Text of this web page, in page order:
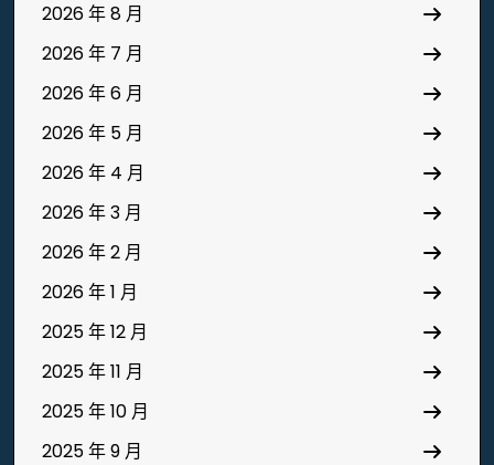
2026 年 8 月
2026 年 7 月
2026 年 6 月
2026 年 5 月
2026 年 4 月
2026 年 3 月
2026 年 2 月
2026 年 1 月
2025 年 12 月
2025 年 11 月
2025 年 10 月
2025 年 9 月